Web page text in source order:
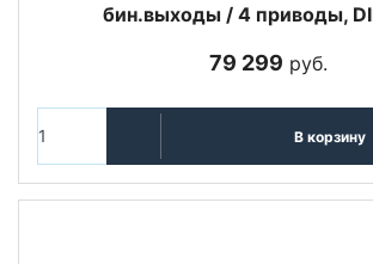
бин.выходы / 4 приводы,
79 299 руб.
В корзину